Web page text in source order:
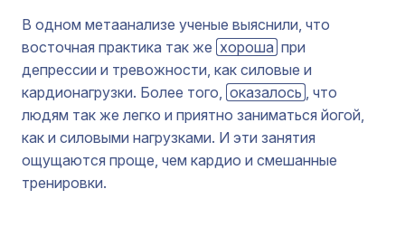
В одном метаанализе ученые выяснили, что
восточная практика так же хороша при
депрессии и тревожности, как силовые и
кардионагрузки. Более того, оказалось , что
людям так же легко и приятно заниматься йогой,
как и силовыми нагрузками. И эти занятия
ощущаются проще, чем кардио и смешанные
тренировки.